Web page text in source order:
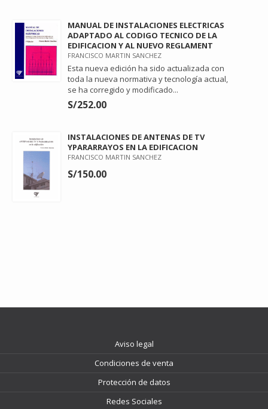
MANUAL DE INSTALACIONES ELECTRICAS
ADAPTADO AL CODIGO TECNICO DE LA
EDIFICACION Y AL NUEVO REGLAMENT
FRANCISCO MARTIN SANCHEZ
Esta nueva edición ha sido actualizada con
toda la nueva normativa y tecnología actual,
se ha corregido y modificado...
S/252.00
INSTALACIONES DE ANTENAS DE TV
YPARARRAYOS EN LA EDIFICACION
FRANCISCO MARTIN SANCHEZ
S/150.00
Aviso legal
Condiciones de venta
Protección de datos
Redes Sociales